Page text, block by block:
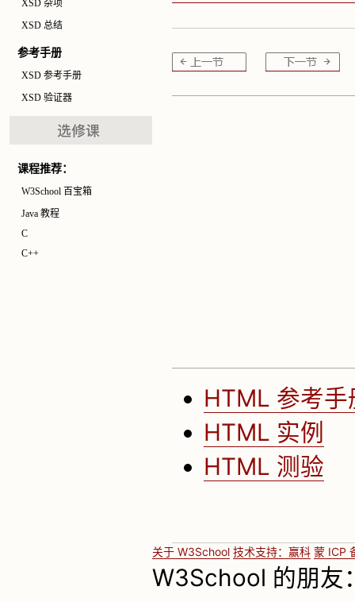
XSD 杂项
XSD 总结
参考手册
XSD 参考手册
XSD 验证器
课程推荐：
W3School 百宝箱
Java 教程
C
C++
HTML 参考手
HTML 实例
HTML 测验
关于 W3School 技术支持：赢科 蒙 ICP
W3School 的朋友